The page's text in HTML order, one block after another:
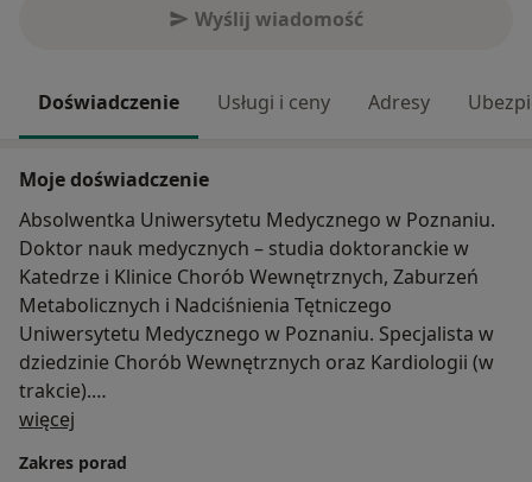
Wyślij wiadomość
Doświadczenie Usługi i ceny Adresy
Moje doświadczenie
Absolwentka Uniwersytetu Medycznego w Poznaniu.
Doktor nauk medycznych – studia doktoranckie w
Katedrze i Klinice Chorób Wewnętrznych, Zaburzeń
Metabolicznych i Nadciśnienia Tętniczego
Uniwersytetu Medycznego w Poznaniu. Specjalista w
dziedzinie Chorób Wewnętrznych oraz Kardiologii (w
trakcie).
Zainteresowania zawodowe obejmują diagnostykę
(rezonans magnetyczny serca, echokardiografia,
więcej
Zakres porad